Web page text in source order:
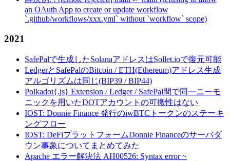
an OAuth App to create or update workflow
`.github/workflows/xxx.yml` without `workflow` scope)
2021
SafePalで生成したSolanaアドレスはSollet.ioで復元可能
LedgerとSafePalのBitcoin / ETH(Ethereum)アドレス生成
アルゴリズムは同じ(BIP39 / BIP44)
Polkadot{.js} Extension / Ledger / SafePal間で同一ニーモ
ニックを用いたDOTアカウントの可搬性はない
IOST: Donnie Finance 発行のiwBTCトークンのステーキ
ングフロー
IOST: DeFiプラットフォームDonnie Financeのサーバダ
ウン事象についてまとめてみた
Apache エラー解決法 AH00526: Syntax error ~